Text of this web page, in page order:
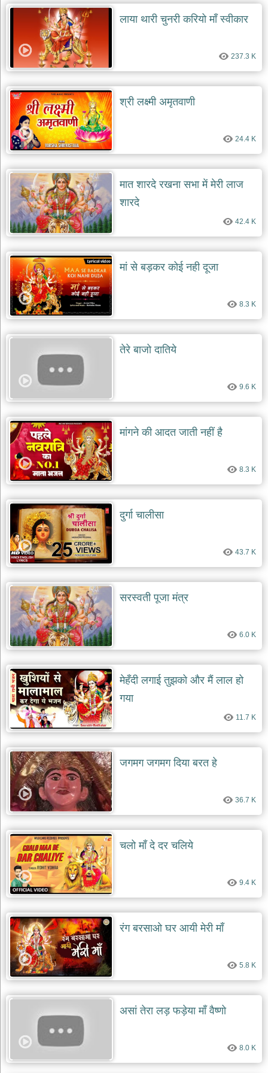
दयाल
dayal
bhajans
शनि
देव
भजन
shani
dev
bhajans
आज
का
भजन
bhajan
of
the
day
भजन
जोड़ें
bhajans
लाया थारी चुनरी करियो माँ स्वीकार
237.3 K
श्री लक्ष्मी अमृतवाणी
24.4 K
मात शारदे रखना सभा में मेरी लाज
शारदे
42.4 K
मां से बड़कर कोई नही दूजा
8.3 K
तेरे बाजो दातिये
9.6 K
मांगने की आदत जाती नहीं है
8.3 K
दुर्गा चालीसा
43.7 K
सरस्वती पूजा मंत्र
6.0 K
मेहँदी लगाई तुझको और मैं लाल हो
गया
11.7 K
जगमग जगमग दिया बरत हे
36.7 K
चलो माँ दे दर चलिये
9.4 K
रंग बरसाओ घर आयी मेरी माँ
5.8 K
असां तेरा लड़ फड़ेया माँ वैष्णो
8.0 K